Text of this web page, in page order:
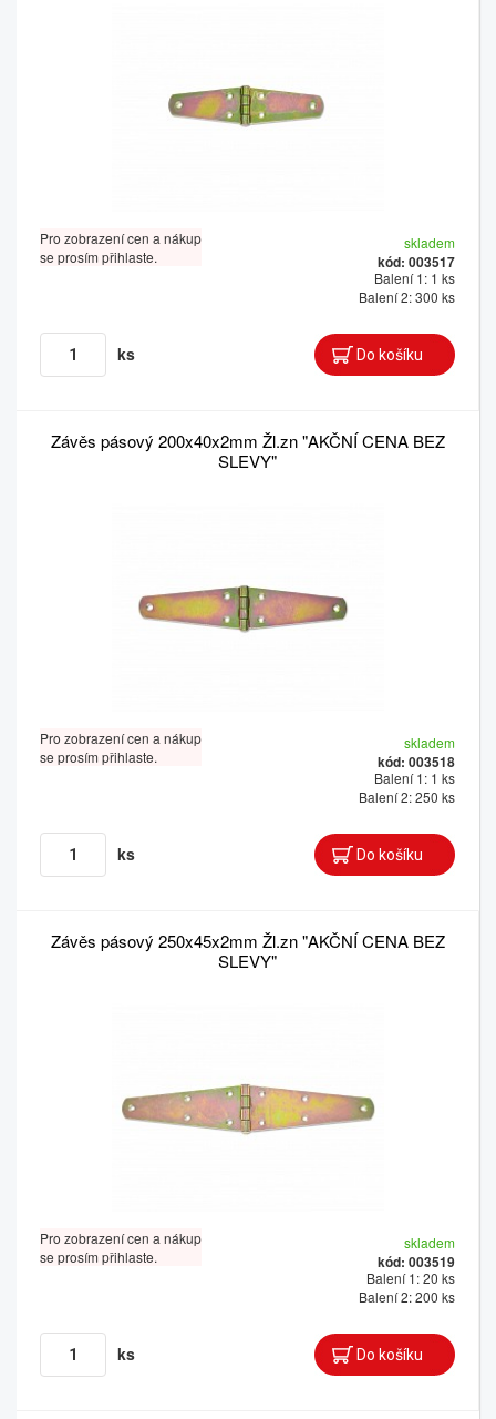
Pro zobrazení cen a nákup
se prosím přihlaste.
skladem
kód: 003517
Balení 1: 1 ks
Balení 2: 300 ks
ks
Závěs pásový 200x40x2mm Žl.zn "AKČNÍ CENA BEZ
SLEVY"
Pro zobrazení cen a nákup
se prosím přihlaste.
skladem
kód: 003518
Balení 1: 1 ks
Balení 2: 250 ks
ks
Závěs pásový 250x45x2mm Žl.zn "AKČNÍ CENA BEZ
SLEVY"
Pro zobrazení cen a nákup
se prosím přihlaste.
skladem
kód: 003519
Balení 1: 20 ks
Balení 2: 200 ks
ks